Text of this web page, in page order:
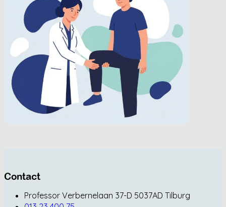
Contact
Professor Verbernelaan 37-D 5037AD Tilburg